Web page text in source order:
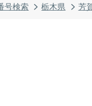
号検索 栃木県 芳